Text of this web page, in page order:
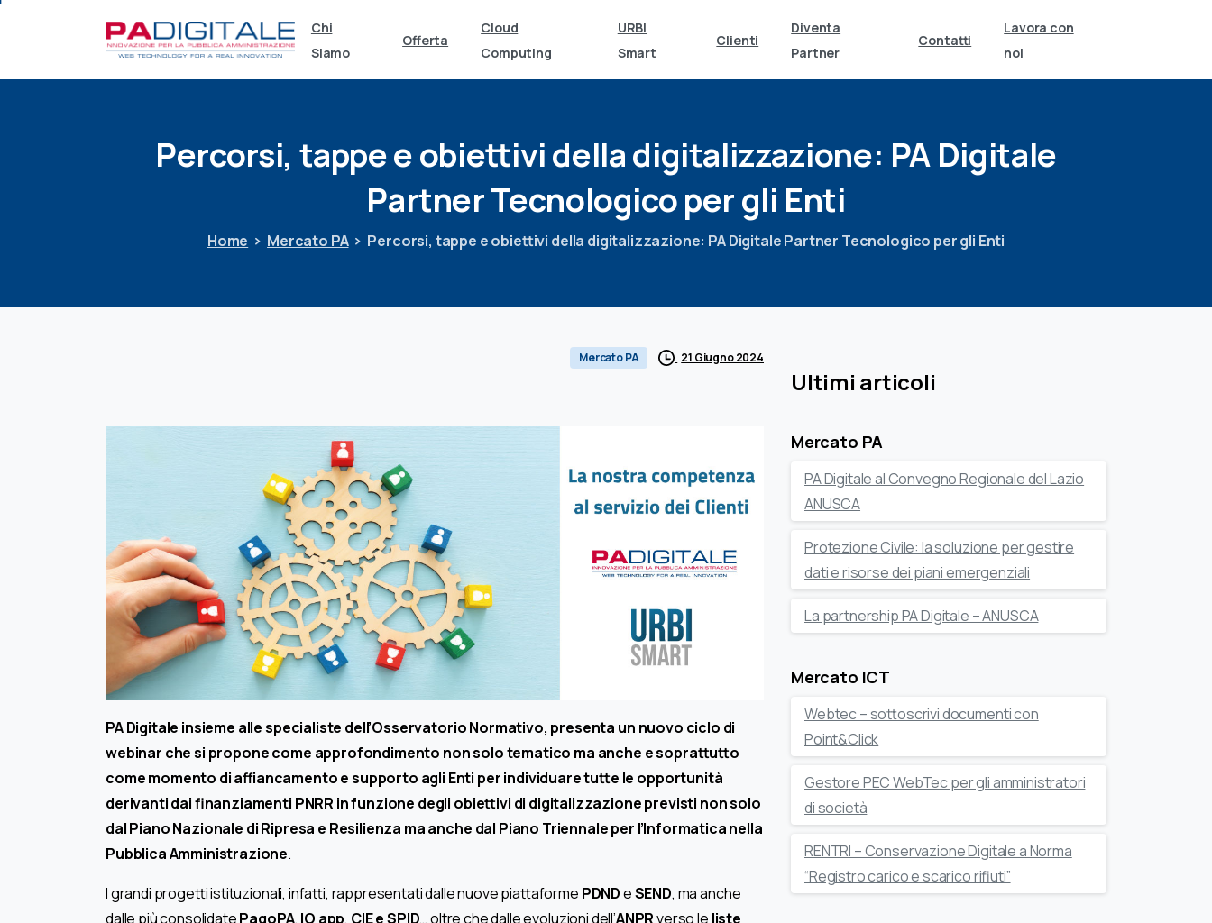
Chi
Siamo
Offerta
Cloud
Computing
URBI
Smart
Clienti
Diventa
Partner
Contatti
Lavora con
noi
Percorsi, tappeeobiettividelladigitalizzazione: PA Digitale
PartnerTecnologicopergli Enti
Home Mercato PA Percorsi, tappe e obiettivi della digitalizzazione: PA Digitale Partner Tecnologico per gli Enti
Mercato PA 21 Giugno 2024
PA Digitale insieme alle specialiste dell’Osservatorio Normativo, presenta un nuovo ciclo di
webinar che si propone come approfondimento non solo tematico ma anche e soprattutto
come momento di affiancamento e supporto agli Enti per individuare tutte le opportunità
derivanti dai finanziamenti PNRR in funzione degli obiettivi di digitalizzazione previsti non solo
dal Piano Nazionale di Ripresa e Resilienza ma anche dal Piano Triennale per l’Informatica nella
Pubblica Amministrazione.
I grandi progetti istituzionali, infatti, rappresentati dalle nuove piattaforme PDNDeSEND, ma anche
dalle più consolidatePagoPA, IO app, CIE e SPID… oltre che dalle evoluzioni dell’ANPRverso le liste
Ultimi articoli
Mercato PA
PA Digitale al Convegno Regionale del Lazio
ANUSCA
Protezione Civile: la soluzione per gestire
dati e risorse dei piani emergenziali
La partnership PA Digitale – ANUSCA
Mercato ICT
Webtec – sottoscrivi documenti con
Point&Click
Gestore PEC WebTec per gli amministratori
di società
RENTRI – Conservazione Digitale a Norma
“Registro carico e scarico rifiuti”